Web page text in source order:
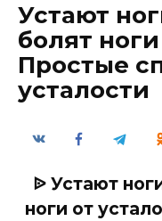
Устают
болят
Простые
усталости
ᐉ Устают
ноги от